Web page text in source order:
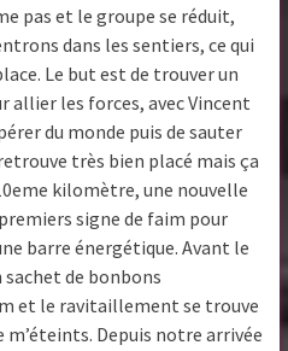
pas et le groupe se réduit,
dans les sentiers, ce qui
Le but est de trouver un
allier les forces, avec Vincent
du monde puis de sauter
très bien placé mais ça
kilomètre, une nouvelle
signe de faim pour
barre énergétique. Avant le
de bonbons
et le ravitaillement se trouve
m’éteints. Depuis notre arrivée